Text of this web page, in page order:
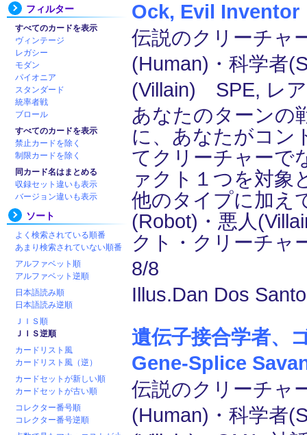
フィルター
すべてのカードを表示
ヴィンテージ
レガシー
モダン
パイオニア
スタンダード
統率者戦
ブロール
すべてのカードを表示
禁止カードを除く
制限カードを除く
同カード名はまとめる
収録セット違いも表示
バージョン違いも表示
ソート
よく検索されている順番
あまり検索されていない順番
アルファベット順
アルファベット逆順
日本語読み順
日本語読み逆順
ＪＩＳ順
ＪＩＳ逆順
カードリスト風
カードリスト風（逆）
カードセットが新しい順
カードセットが古い順
コレクター番号順
コレクター番号逆順
Ock, Evil Inventor
伝説のクリーチャ
(Human)・科学者
(Villain) SPE, レア
あなたのターンの
に、あなたがコン
てクリーチャーで
ァクト１つを対象
他のタイプに加え
(Robot)・悪人
クト・クリーチャ
8/8
Illus.Dan Dos
遺伝子接合学者、
Gene-Splice
伝説のクリーチャ
(Human)・科学者